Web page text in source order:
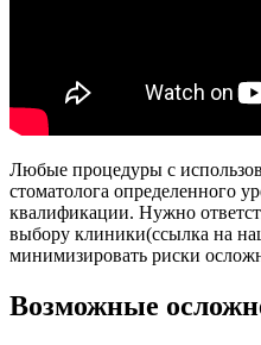
Любые процедуры с
стоматолога определенного
квалификации. Нужно
выбору клиники(ссылка на
минимизировать риски
Возможные